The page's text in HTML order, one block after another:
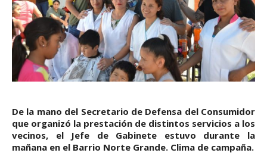
De la mano del Secretario de Defensa del Consumidor
que organizó la prestación de distintos servicios a los
vecinos, el Jefe de Gabinete estuvo durante la
mañana en el Barrio Norte Grande. Clima de campaña.